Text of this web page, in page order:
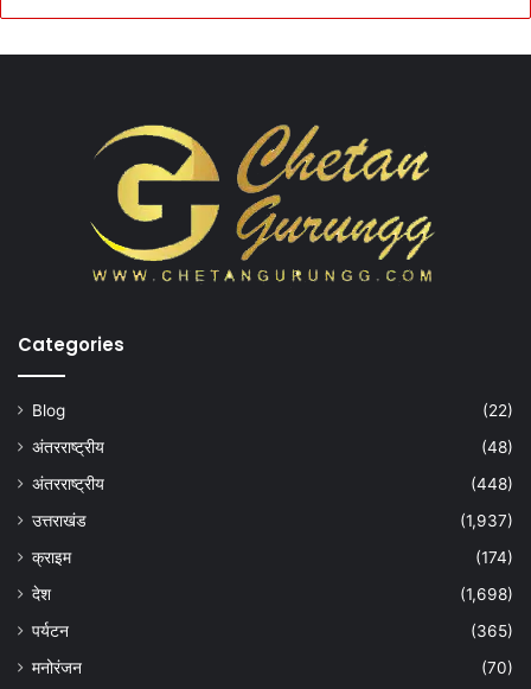
Categories
Blog
(22)
अंतरराष्ट्रीय
(48)
अंतरराष्ट्रीय
(448)
उत्तराखंड
(1,937)
क्राइम
(174)
देश
(1,698)
पर्यटन
(365)
मनोरंजन
(70)